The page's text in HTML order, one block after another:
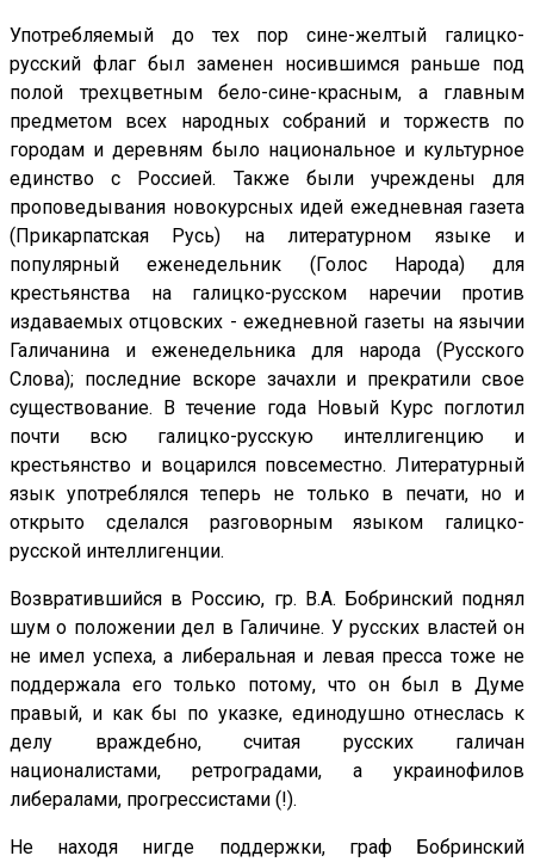
Употребляемый до тех пор сине-желтый галицко-
русский флаг был заменен носившимся раньше под
полой трехцветным бело-сине-красным, а главным
предметом всех народных собраний и торжеств по
городам и деревням было национальное и культурное
единство с Россией. Также были учреждены для
проповедывания новокурсных идей ежедневная газета
(Прикарпатская Русь) на литературном языке и
популярный еженедельник (Голос Народа) для
крестьянства на галицко-русском наречии против
издаваемых отцовских - ежедневной газеты на язычии
Галичанина и еженедельника для народа (Русского
Слова); последние вскоре зачахли и прекратили свое
существование. В течение года Новый Курс поглотил
почти всю галицко-русскую интеллигенцию и
крестьянство и воцарился повсеместно. Литературный
язык употреблялся теперь не только в печати, но и
открыто сделался разговорным языком галицко-
русской интеллигенции.
Возвратившийся в Россию, гр. В.А. Бобринский поднял
шум о положении дел в Галичине. У русских властей он
не имел успеха, а либеральная и левая пресса тоже не
поддержала его только потому, что он был в Думе
правый, и как бы по указке, единодушно отнеслась к
делу враждебно, считая русских галичан
националистами, ретроградами, а украинофилов
либералами, прогрессистами (!).
Не находя нигде поддержки, граф Бобринский